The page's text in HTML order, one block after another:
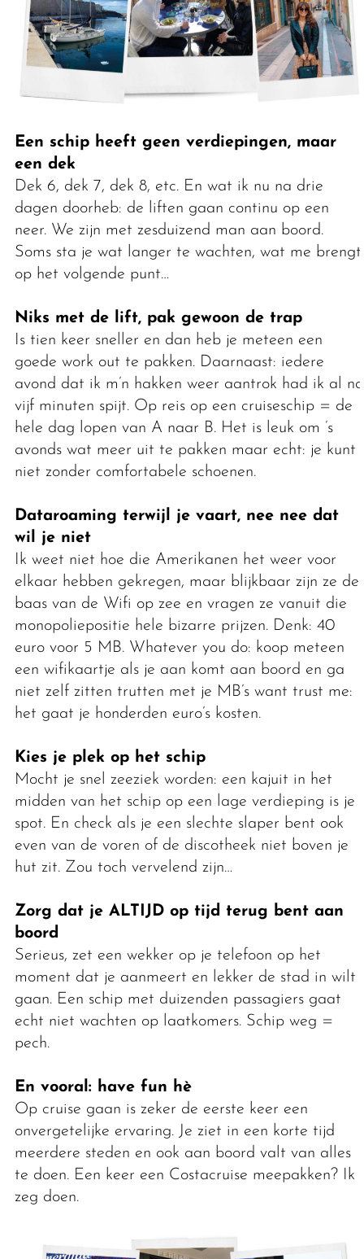
Een schip heeft geen verdiepingen, maar
een dek
Dek 6, dek 7, dek 8, etc. En wat ik nu na drie
dagen doorheb: de liften gaan continu op een
neer. We zijn met zesduizend man aan boord.
Soms sta je wat langer te wachten, wat me brengt
op het volgende punt…
Niks met de lift, pak gewoon de trap
Is tien keer sneller en dan heb je meteen een
goede work out te pakken. Daarnaast: iedere
avond dat ik m’n hakken weer aantrok had ik al na
vijf minuten spijt. Op reis op een cruiseschip = de
hele dag lopen van A naar B. Het is leuk om ’s
avonds wat meer uit te pakken maar echt: je kunt
niet zonder comfortabele schoenen.
Dataroaming terwijl je vaart, nee nee dat
wil je niet
Ik weet niet hoe die Amerikanen het weer voor
elkaar hebben gekregen, maar blijkbaar zijn ze de
baas van de Wifi op zee en vragen ze vanuit die
monopoliepositie hele bizarre prijzen. Denk: 40
euro voor 5 MB. Whatever you do: koop meteen
een wifikaartje als je aan komt aan boord en ga
niet zelf zitten trutten met je MB’s want trust me:
het gaat je honderden euro’s kosten.
Kies je plek op het schip
Mocht je snel zeeziek worden: een kajuit in het
midden van het schip op een lage verdieping is je
spot. En check als je een slechte slaper bent ook
even van de voren of de discotheek niet boven je
hut zit. Zou toch vervelend zijn…
Zorg dat je ALTIJD op tijd terug bent aan
boord
Serieus, zet een wekker op je telefoon op het
moment dat je aanmeert en lekker de stad in wilt
gaan. Een schip met duizenden passagiers gaat
echt niet wachten op laatkomers. Schip weg =
pech.
En vooral: have fun hè
Op cruise gaan is zeker de eerste keer een
onvergetelijke ervaring. Je ziet in een korte tijd
meerdere steden en ook aan boord valt van alles
te doen. Een keer een Costacruise meepakken? Ik
zeg doen.